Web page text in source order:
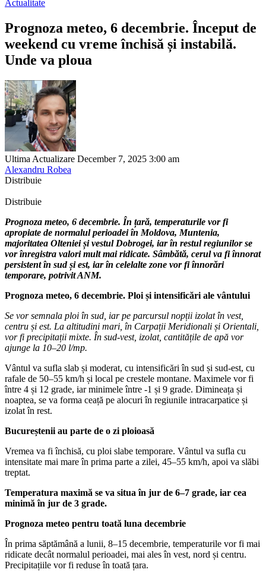
Actualitate
Prognoza meteo, 6 decembrie. Început de
weekend cu vreme închisă și instabilă.
Unde va ploua
Ultima Actualizare December 7, 2025 3:00 am
Alexandru Robea
Distribuie
Distribuie
Prognoza meteo, 6 decembrie. În țară, temperaturile vor fi
apropiate de normalul perioadei în Moldova, Muntenia,
majoritatea Olteniei și vestul Dobrogei, iar în restul regiunilor se
vor înregistra valori mult mai ridicate. Sâmbătă, cerul va fi înnorat
persistent în sud și est, iar în celelalte zone vor fi înnorări
temporare, potrivit ANM.
Prognoza meteo, 6 decembrie. Ploi și intensificări ale vântului
Se vor semnala ploi în sud, iar pe parcursul nopții izolat în vest,
centru și est. La altitudini mari, în Carpații Meridionali și Orientali,
vor fi precipitații mixte. În sud-vest, izolat, cantitățile de apă vor
ajunge la 10–20 l/mp.
Vântul va sufla slab și moderat, cu intensificări în sud și sud-est, cu
rafale de 50–55 km/h și local pe crestele montane. Maximele vor fi
între 4 și 12 grade, iar minimele între -1 și 9 grade. Dimineața și
noaptea, se va forma ceață pe alocuri în regiunile intracarpatice și
izolat în rest.
Bucureștenii au parte de o zi ploioasă
Vremea va fi închisă, cu ploi slabe temporare. Vântul va sufla cu
intensitate mai mare în prima parte a zilei, 45–55 km/h, apoi va slăbi
treptat.
Temperatura maximă se va situa în jur de 6–7 grade, iar cea
minimă în jur de 3 grade.
Prognoza meteo pentru toată luna decembrie
În prima săptămână a lunii, 8–15 decembrie, temperaturile vor fi mai
ridicate decât normalul perioadei, mai ales în vest, nord și centru.
Precipitațiile vor fi reduse în toată țara.